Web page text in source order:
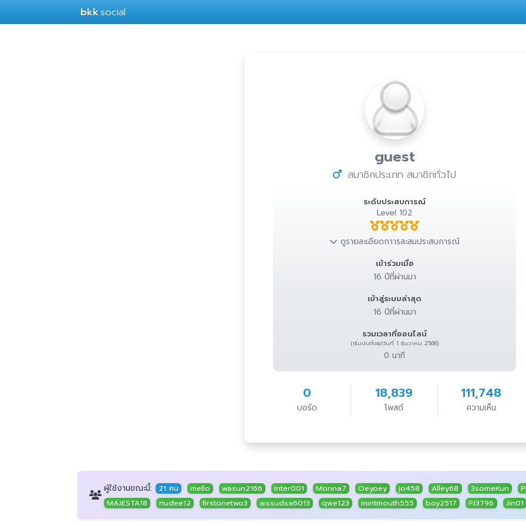
bkk.social
guest
สมาชิกประเภท สมาชิกทั่วไป
ระดับประสบการณ์
Level 102
ดูรายละเอียดกาารสะสมประสบการณ์
เข้าร่วมเมื่อ
16 ปีที่ผ่านมา
เข้าสู่ระบบล่าสุด
16 ปีที่ผ่านมา
รวมเวลาที่ออนไลน์
(เริ่มนับตั้งแต่วันที่ 1 ธันวาคม 2568)
0 นาที
0
บอร์ด
18,839
โพสต์
111,748
ความเห็น
ผู้ใช้งานขณะนี้: 21 คน mello wasun2166 Inter001 Monna7 Oeyoey jo458 Alley68 3someKun
MAJESTA18
nudee12 firstonetwo3 aissudsa6013 qwe123 mintmouth555 boy2517 PJ3796 Jin01